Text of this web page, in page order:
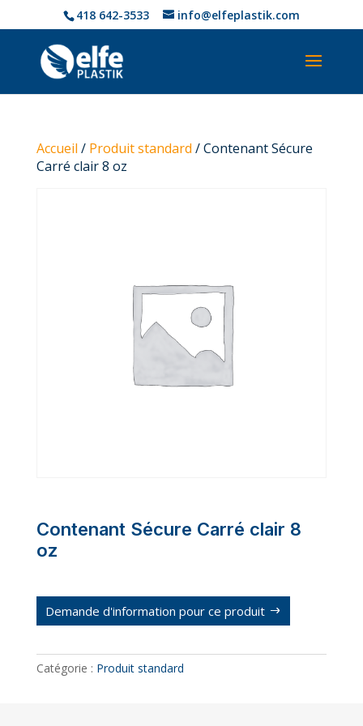
418 642-3533 info@elfeplastik.com
Accueil / Produit standard / Contenant Sécure
Carré clair 8 oz
Contenant Sécure Carré clair 8
oz
Demande d'information pour ce produit
Catégorie : Produit standard